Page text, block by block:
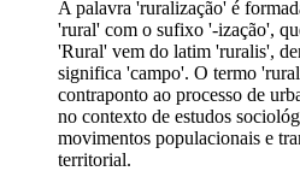
A palavra 'ruralização' é
'rural' com o sufixo '-ização',
'Rural' vem do latim 'ruralis',
significa 'campo'. O termo
contraponto ao processo de
no contexto de estudos
movimentos populacionais e
territorial.